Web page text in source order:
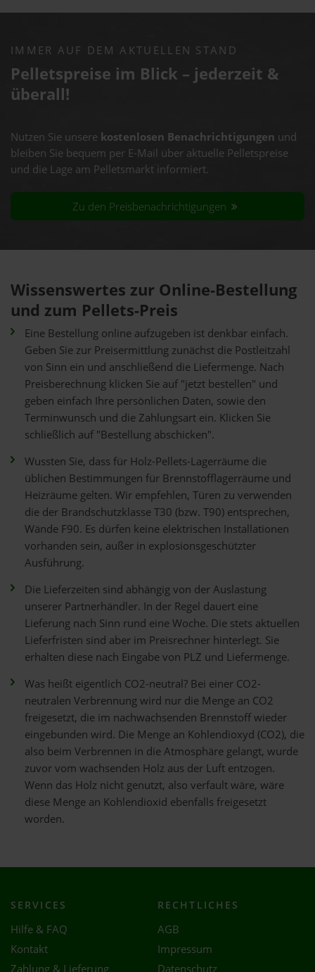
IMMER AUF DEM AKTUELLEN STAND
Pelletspreise im Blick – jederzeit &
überall!
Nutzen Sie unsere kostenlosen Benachrichtigungen und
bleiben Sie bequem per E-Mail über aktuelle Pelletspreise
und die Lage am Pelletsmarkt informiert.
Zu den Preisbenachrichtigungen
Wissenswertes zur Online-Bestellung
und zum Pellets-Preis
Eine Bestellung online aufzugeben ist denkbar einfach.
Geben Sie zur Preisermittlung zunächst die Postleitzahl
von Sinn ein und anschließend die Liefermenge. Nach
Preisberechnung klicken Sie auf "jetzt bestellen" und
geben einfach Ihre persönlichen Daten, sowie den
Terminwunsch und die Zahlungsart ein. Klicken Sie
schließlich auf "Bestellung abschicken".
Wussten Sie, dass für Holz-Pellets-Lagerräume die
üblichen Bestimmungen für Brennstofflagerräume und
Heizräume gelten. Wir empfehlen, Türen zu verwenden
die der Brandschutzklasse T30 (bzw. T90) entsprechen,
Wände F90. Es dürfen keine elektrischen Installationen
vorhanden sein, außer in explosionsgeschützter
Ausführung.
Die Lieferzeiten sind abhängig von der Auslastung
unserer Partnerhändler. In der Regel dauert eine
Lieferung nach Sinn rund eine Woche. Die stets aktuellen
Lieferfristen sind aber im Preisrechner hinterlegt. Sie
erhalten diese nach Eingabe von PLZ und Liefermenge.
Was heißt eigentlich CO2-neutral? Bei einer CO2-
neutralen Verbrennung wird nur die Menge an CO2
freigesetzt, die im nachwachsenden Brennstoff wieder
eingebunden wird. Die Menge an Kohlendioxyd (CO2), die
also beim Verbrennen in die Atmosphäre gelangt, wurde
zuvor vom wachsenden Holz aus der Luft entzogen.
Wenn das Holz nicht genutzt, also verfault wäre, wäre
diese Menge an Kohlendioxid ebenfalls freigesetzt
worden.
SERVICES
Hilfe & FAQ
Kontakt
Zahlung & Lieferung
RECHTLICHES
AGB
Impressum
Datenschutz